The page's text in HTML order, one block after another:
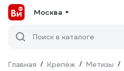
Москва
Поиск в каталоге
Главная / Крепёж / Метизы /